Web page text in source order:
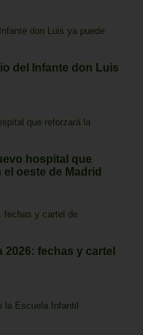
del Infante don Luis
hospital que
oeste de Madrid
fechas y cartel